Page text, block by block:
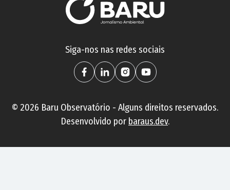
Siga-nos nas redes sociais
© 2026 Baru Observatório - Alguns direitos reservados.
Desenvolvido por baraus.dev.